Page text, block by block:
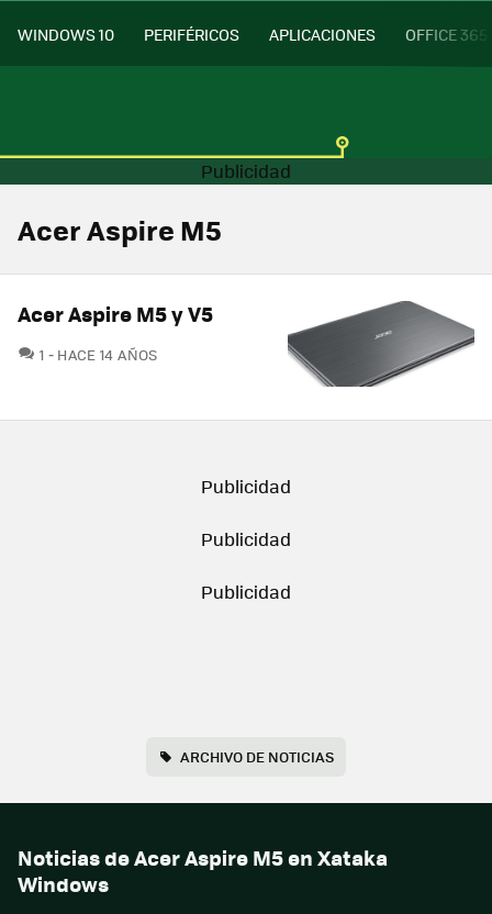
WINDOWS 10 PERIFÉRICOS APLICACIONES OFFICE 365
Acer Aspire M5
Acer Aspire M5 y V5
1 COMENTARIOS
HACE 14 AÑOS
ARCHIVO DE NOTICIAS
Noticias de Acer Aspire M5 en Xataka
Windows